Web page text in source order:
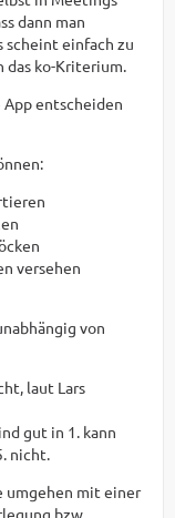
dann man
scheint einfach zu
das ko-Kriterium.
entscheiden
versehen
von
laut Lars
gut in 1. kann
nicht.
umgehen mit einer
bzw.